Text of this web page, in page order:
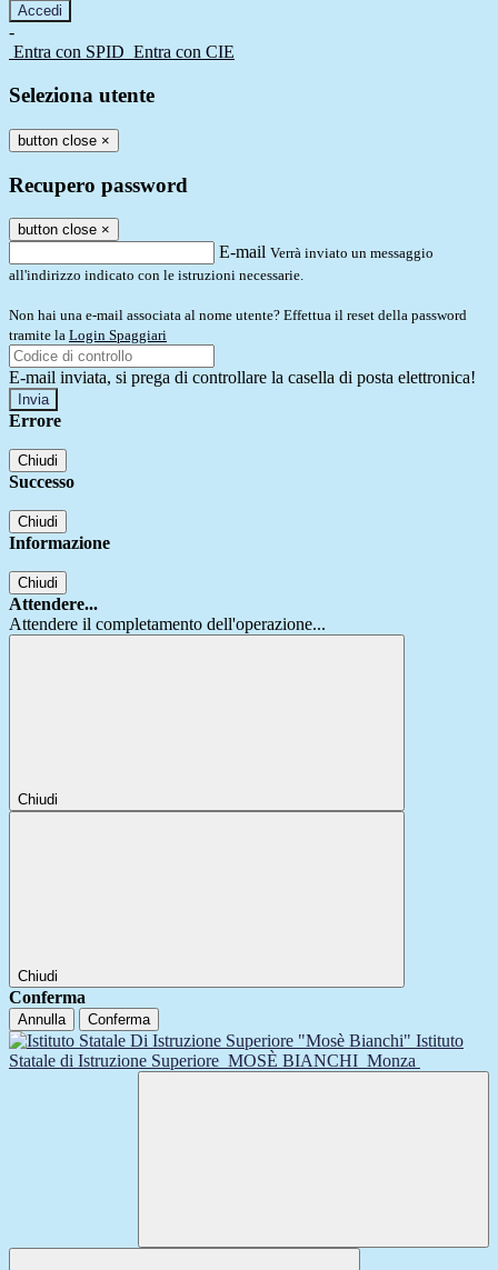
-
Entra con SPID Entra con CIE
Seleziona utente
button close ×
Recupero password
button close ×
E-mail Verrà inviato un messaggio
all'indirizzo indicato con le istruzioni necessarie.
Non hai una e-mail associata al nome utente? Effettua il reset della password
tramite la Login Spaggiari
E-mail inviata, si prega di controllare la casella di posta elettronica!
Errore
Chiudi
Successo
Chiudi
Informazione
Chiudi
Attendere...
Attendere il completamento dell'operazione...
Chiudi
Chiudi
Conferma
Annulla Conferma
Istituto
Statale di Istruzione Superiore MOSÈ BIANCHI Monza